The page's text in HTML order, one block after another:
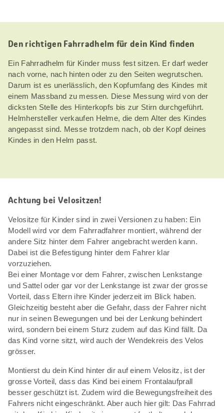
Den richtigen Fahrradhelm für dein Kind finden
Ein Fahrradhelm für Kinder muss fest sitzen. Er darf weder
nach vorne, nach hinten oder zu den Seiten wegrutschen.
Darum ist es unerlässlich, den Kopfumfang des Kindes mit
einem Massband zu messen. Diese Messung wird von der
dicksten Stelle des Hinterkopfs bis zur Stirn durchgeführt.
Helmhersteller verkaufen Helme, die dem Alter des Kindes
angepasst sind. Messe trotzdem nach, ob der Kopf deines
Kindes in den Helm passt.
Achtung bei Velositzen!
Velositze für Kinder sind in zwei Versionen zu haben: Ein
Modell wird vor dem Fahrradfahrer montiert, während der
andere Sitz hinter dem Fahrer angebracht werden kann.
Dabei ist die Befestigung hinter dem Fahrer klar
vorzuziehen.
Bei einer Montage vor dem Fahrer, zwischen Lenkstange
und Sattel oder gar vor der Lenkstange ist zwar der grosse
Vorteil, dass Eltern ihre Kinder jederzeit im Blick haben.
Gleichzeitig besteht aber die Gefahr, dass der Fahrer nicht
nur in seinen Bewegungen und bei der Lenkung behindert
wird, sondern bei einem Sturz zudem auf das Kind fällt. Da
das Kind vorne sitzt, wird auch der Wendekreis des Velos
grösser.
Montierst du dein Kind hinter dir auf einem Velositz, ist der
grosse Vorteil, dass das Kind bei einem Frontalaufprall
besser geschützt ist. Zudem wird die Bewegungsfreiheit des
Fahrers nicht eingeschränkt. Aber auch hier gilt: Das Fahrrad